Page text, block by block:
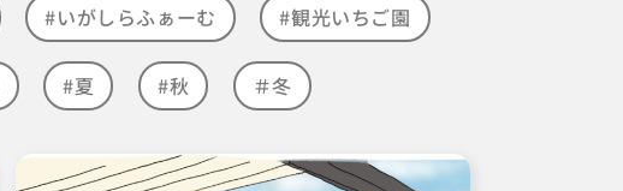
#いがしらふぁーむ #観光いちご園
#夏 #秋 ＃冬